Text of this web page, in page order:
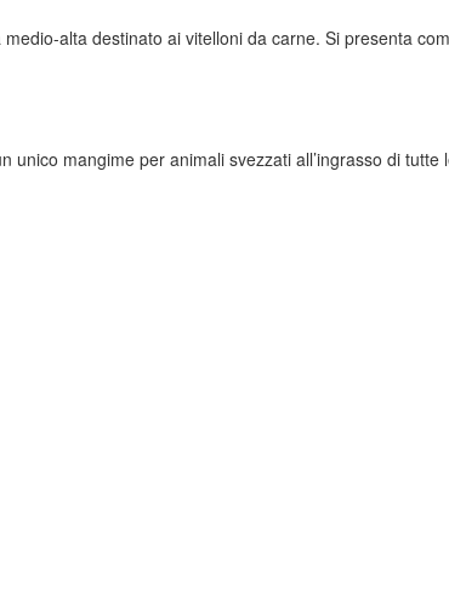
alta destinato ai vitelloni da carne. Si presenta
unico mangime per animali svezzati all’ingrasso di tutte